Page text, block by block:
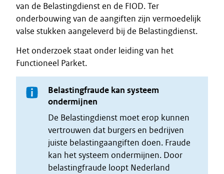
van de Belastingdienst en de FIOD. Ter
onderbouwing van de aangiften zijn vermoedelijk
valse stukken aangeleverd bij de Belastingdienst.
Het onderzoek staat onder leiding van het
Functioneel Parket.
Belastingfraude kan systeem
ondermijnen
De Belastingdienst moet erop kunnen
vertrouwen dat burgers en bedrijven
juiste belastingaangiften doen. Fraude
kan het systeem ondermijnen. Door
belastingfraude loopt Nederland